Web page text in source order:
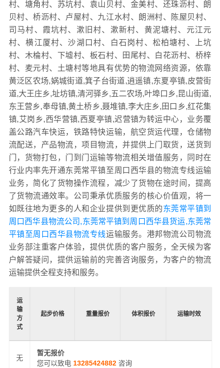
村、塘角村、苏坑村、袁山贝村、金美村、还珠沥村、朗
贝村、桥沥村、卢屋村、九江水村、朗洲村、陈屋贝村、
司马村、霞坑村、漱旧村、漱新村、黄泥塘村、元江元
村、横江厦村、沙湖口村、白石岗村、松柏塘村、上坑
村、木棆村、下墟村、板石村、田尾村、白花沥村、桥梓
村、麦元村、土塘村等地具有优势的物流网络资源，依靠
黄泛区农场,娲城街道,箕子台街道,逍遥镇,东夏亭镇,皮营街
道,大王庄乡,址坊镇,清河驿乡,五二农场,叶埠口乡,昆山街道,
东王营乡,奉母镇,黄土桥乡,聂堆镇,李大庄乡,田口乡,红花集
镇,艾岗乡,西华营镇,西夏亭镇,迟营镇为转运中心，业务覆
盖公路汽车快运，铁路特快运输，航空货运代理，仓储物
流配送，产品物流，项目物流，并提供上门取货，送货到
门，货物打包，门到门运输等物流相关增值服务，同时在
行业内率先开通东莞常平镇至周口西华县的物流专线运输
业务，简化了货物操作流程，减少了货物在途时间，提高
了货物流通效率。公司秉承优质服务的核心价值观，将一
如既往地为更多的人和企业提供到更优质的东莞常平镇到
周口西华县物流公司,东莞常平镇到周口西华县货运,东莞常
平镇至周口西华县物流专线运输服务。港邦物流公司物流
业务部注重客户体验，提供优质的客户服务，全天候为客
户解答疑问，提供运输前的完善咨询服务，为客户的物流
运输提供全程支持和服务。
运
输
方
式
起步价格 重量报价 体积报价 运输时效
无
暂无报价
您可以致电 13285424882 咨询